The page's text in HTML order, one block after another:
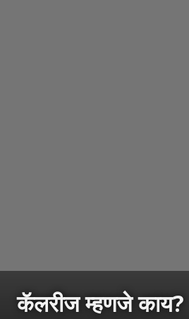
कॅलरीज म्हणजे काय?